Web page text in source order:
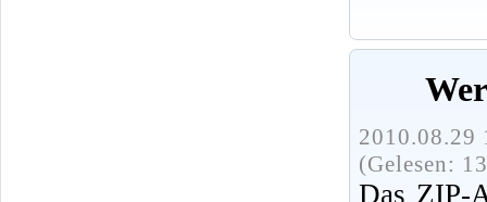
2010.08.29
(Gelesen:
Das ZIP-